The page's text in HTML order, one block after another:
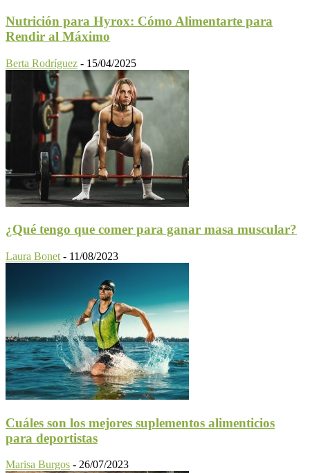
Nutrición para Hyrox: Cómo Alimentarte para
Rendir al Máximo
Berta Rodríguez - 15/04/2025
¿Qué tengo que comer para ganar masa muscular?
Laura Bonet - 11/08/2023
Cuáles son los mejores suplementos alimenticios
para deportistas
Marisa Burgos - 26/07/2023